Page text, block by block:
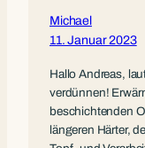
Michael
11. Januar 2023
Hallo Andreas,
verdünnen!
beschichtenden
längeren Härter,